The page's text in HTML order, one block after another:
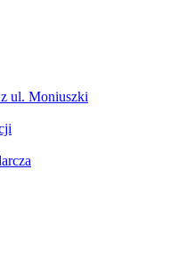
ul. Moniuszki